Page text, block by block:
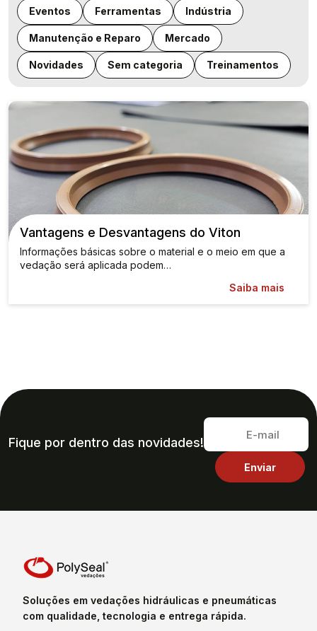
Eventos Ferramentas Indústria
Manutenção e Reparo Mercado
Novidades Sem categoria Treinamentos
Vantagens e Desvantagens do Viton
Informações básicas sobre o material e o meio em que a
vedação será aplicada podem…
Saiba mais
Fique por dentro das novidades!
Soluções em vedações hidráulicas e pneumáticas
com qualidade, tecnologia e entrega rápida.